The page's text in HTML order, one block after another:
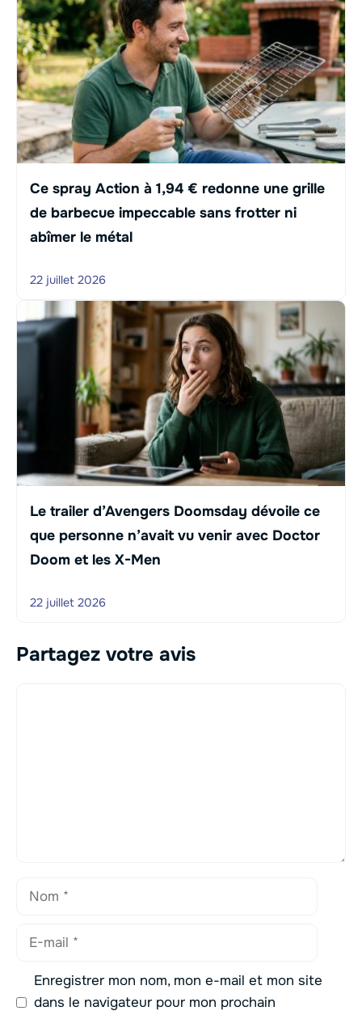
Ce spray Action à 1,94 € redonne une grille
de barbecue impeccable sans frotter ni
abîmer le métal
22 juillet 2026
Le trailer d’Avengers Doomsday dévoile ce
que personne n’avait vu venir avec Doctor
Doom et les X-Men
22 juillet 2026
Partagez votre avis
Nom
Enregistrer mon nom, mon e-mail et mon site
dans le navigateur pour mon prochain